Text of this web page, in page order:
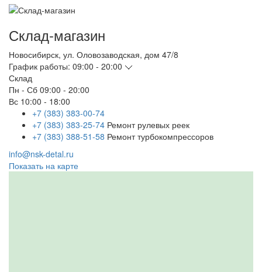
Склад-магазин
Новосибирск, ул. Оловозаводская, дом 47/8
График работы: 09:00 - 20:00
Склад
Пн - Сб 09:00 - 20:00
Вс 10:00 - 18:00
+7 (383) 383-00-74
+7 (383) 383-25-74 Ремонт рулевых реек
+7 (383) 388-51-58 Ремонт турбокомпрессоров
info@nsk-detal.ru
Показать на карте